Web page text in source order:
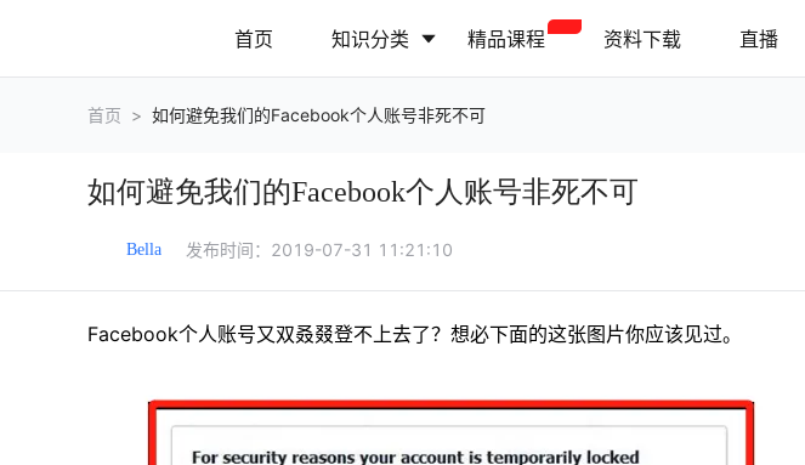
首页 知识分类
营销推广 网站运营
精品课程 资料下载 直播
首页 > 如何避免我们的Facebook个人账号非死不可
如何避免我们的Facebook个人账号非死不可
Bella 发布时间： 2019-07-31 11:21:10
Facebook个人账号又双叒叕登不上去了？想必下面的这张图片你应该见过。